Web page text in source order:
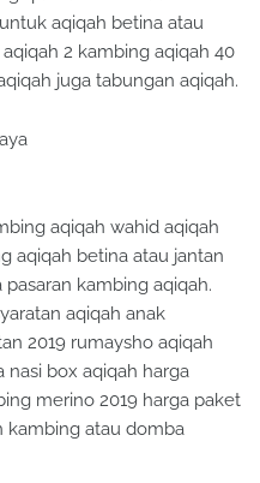
aqiqah betina atau
2 kambing aqiqah 40
juga tabungan aqiqah.
aqiqah wahid aqiqah
aqiqah betina atau jantan
kambing aqiqah.
aqiqah anak
2019 rumaysho aqiqah
nasi box aqiqah harga
merino 2019 harga paket
kambing atau domba